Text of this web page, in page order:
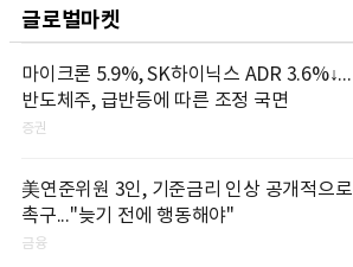
글로벌마켓
마이크론 5.9%, SK하이닉스 ADR 3.6%↓...
반도체주, 급반등에 따른 조정 국면
증권
美연준위원 3인, 기준금리 인상 공개적으로
촉구..."늦기 전에 행동해야"
금융